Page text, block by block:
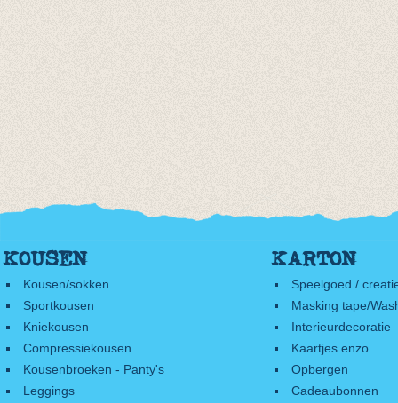
KOUSEN
Kousen/sokken
Sportkousen
Kniekousen
Compressiekousen
Kousenbroeken - Panty's
Leggings
KARTON
Speelgoed /
Masking tape/
Interieurdecoratie
Kaartjes enzo
Opbergen
Cadeaubonnen